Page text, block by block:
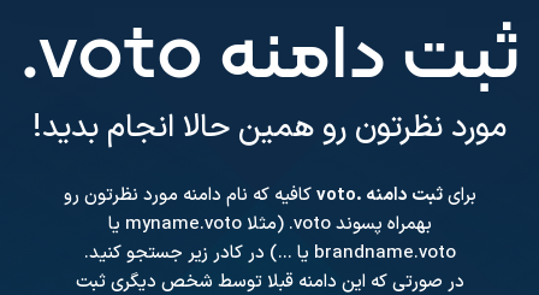
ثبت دامنه.voto
مورد نظرتون رو همین حالا انجام بدید!
برایثبت دامنه .voto
کافیه که نام دامنه مورد نظرتون رو
بهمراه پسوند.voto
(مثلا myname.voto یا
brandname.voto یا ...) در کادر زیر جستجو کنید.
در صورتی که این دامنه قبلا توسط شخص دیگری ثبت